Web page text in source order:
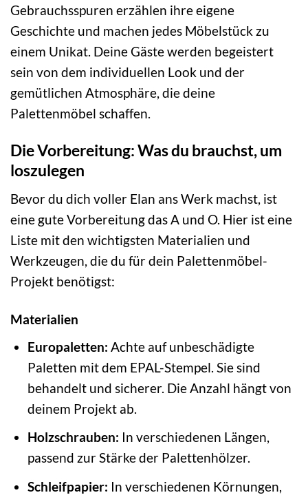
Gebrauchsspuren erzählen ihre eigene
Geschichte und machen jedes Möbelstück zu
einem Unikat. Deine Gäste werden begeistert
sein von dem individuellen Look und der
gemütlichen Atmosphäre, die deine
Palettenmöbel schaffen.
Die Vorbereitung: Was du brauchst, um
loszulegen
Bevor du dich voller Elan ans Werk machst, ist
eine gute Vorbereitung das A und O. Hier ist eine
Liste mit den wichtigsten Materialien und
Werkzeugen, die du für dein Palettenmöbel-
Projekt benötigst:
Materialien
Europaletten: Achte auf unbeschädigte
Paletten mit dem EPAL-Stempel. Sie sind
behandelt und sicherer. Die Anzahl hängt von
deinem Projekt ab.
Holzschrauben: In verschiedenen Längen,
passend zur Stärke der Palettenhölzer.
Schleifpapier: In verschiedenen Körnungen,